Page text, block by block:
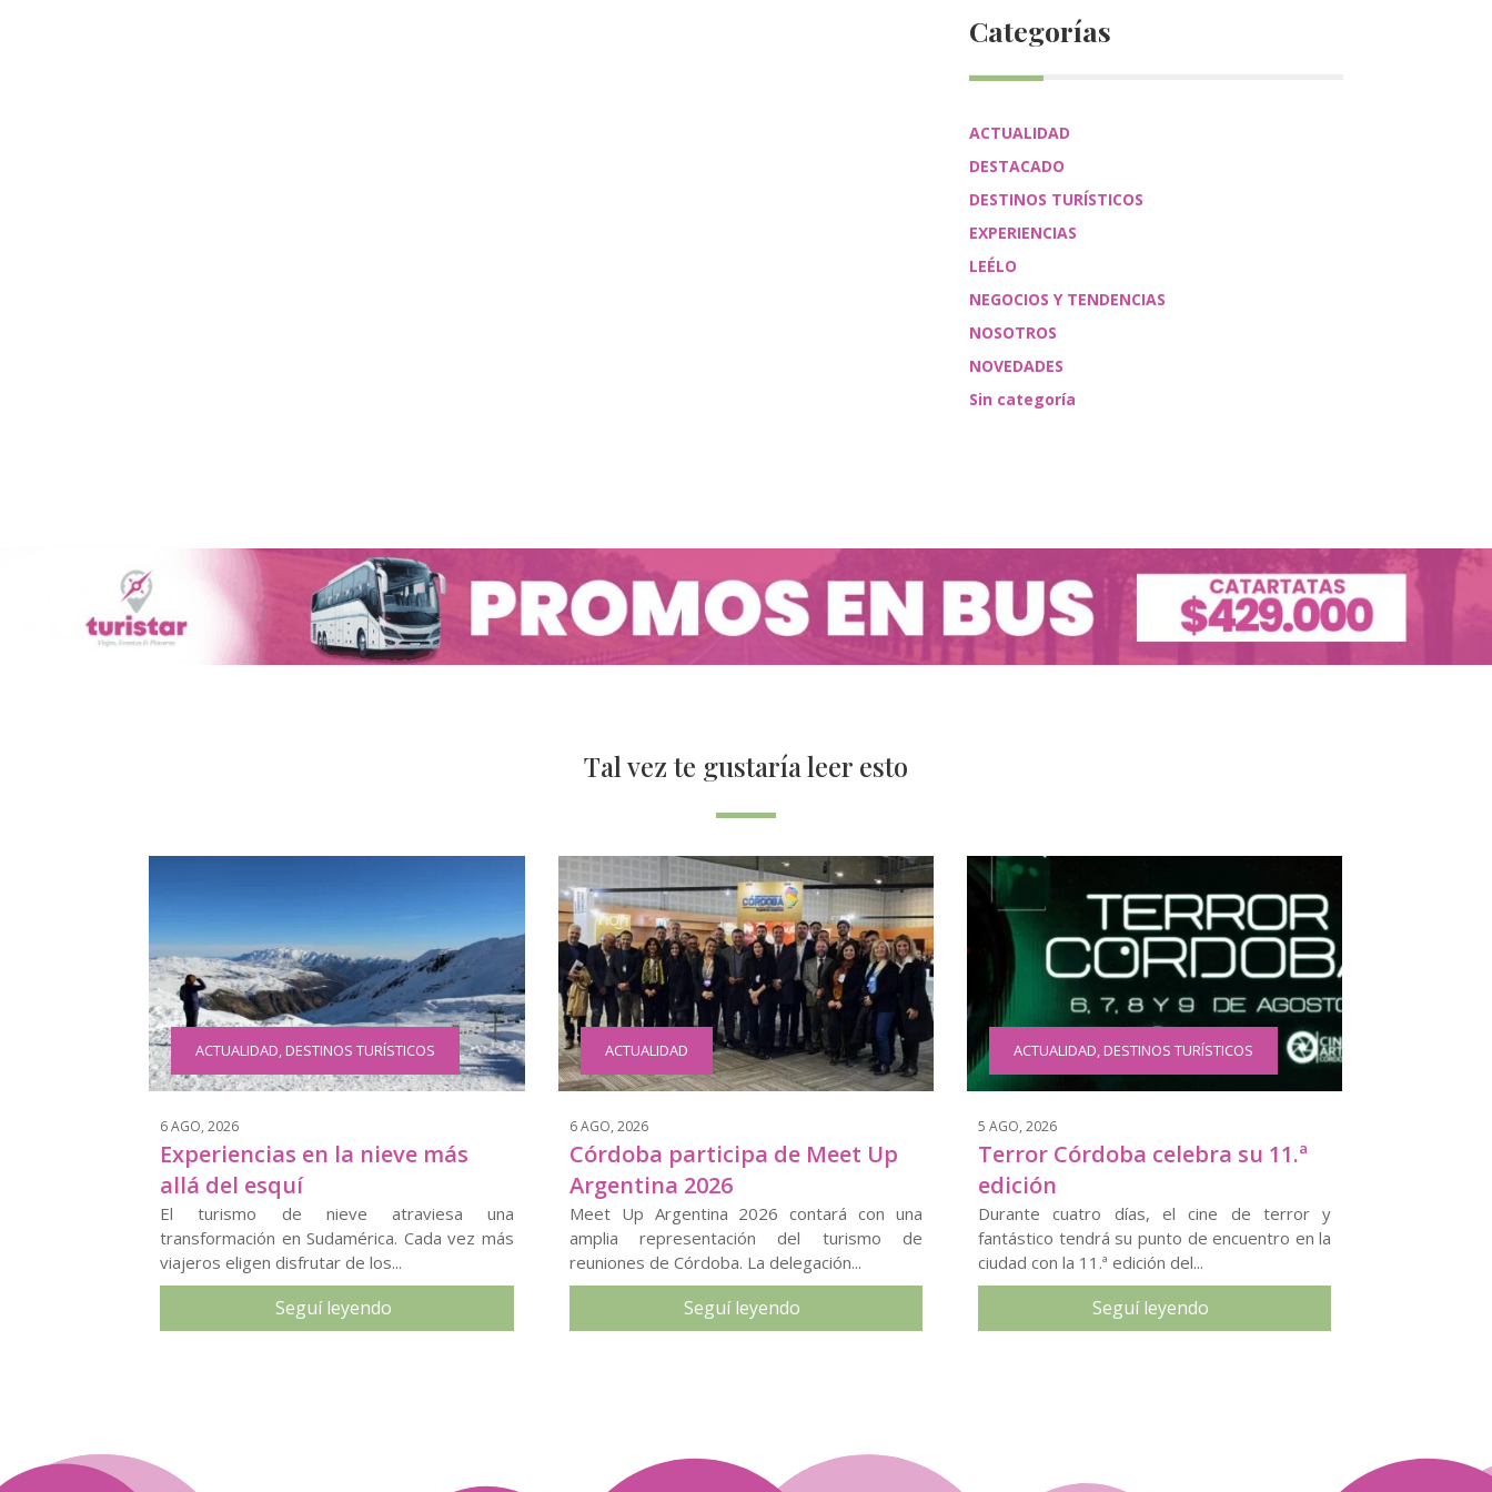
Categorías
ACTUALIDAD
DESTACADO
DESTINOS TURÍSTICOS
EXPERIENCIAS
LEÉLO
NEGOCIOS Y TENDENCIAS
NOSOTROS
NOVEDADES
Sin categoría
Tal vez te gustaría leer esto
ACTUALIDAD,DESTINOS TURÍSTICOS
6 AGO, 2026
Experiencias en la nieve más
allá del esquí
El turismo de nieve atraviesa una
transformación en Sudamérica. Cada vez más
viajeros eligen disfrutar de los...
Seguí leyendo
ACTUALIDAD
6 AGO, 2026
Córdoba participa de Meet Up
Argentina 2026
Meet Up Argentina 2026 contará con una
amplia representación del turismo de
reuniones de Córdoba. La delegación...
Seguí leyendo
ACTUALIDAD,DESTINOS TURÍSTICOS
5 AGO, 2026
Terror Córdoba celebra su 11.ª
edición
Durante cuatro días, el cine de terror y
fantástico tendrá su punto de encuentro en la
ciudad con la 11.ª edición del...
Seguí leyendo